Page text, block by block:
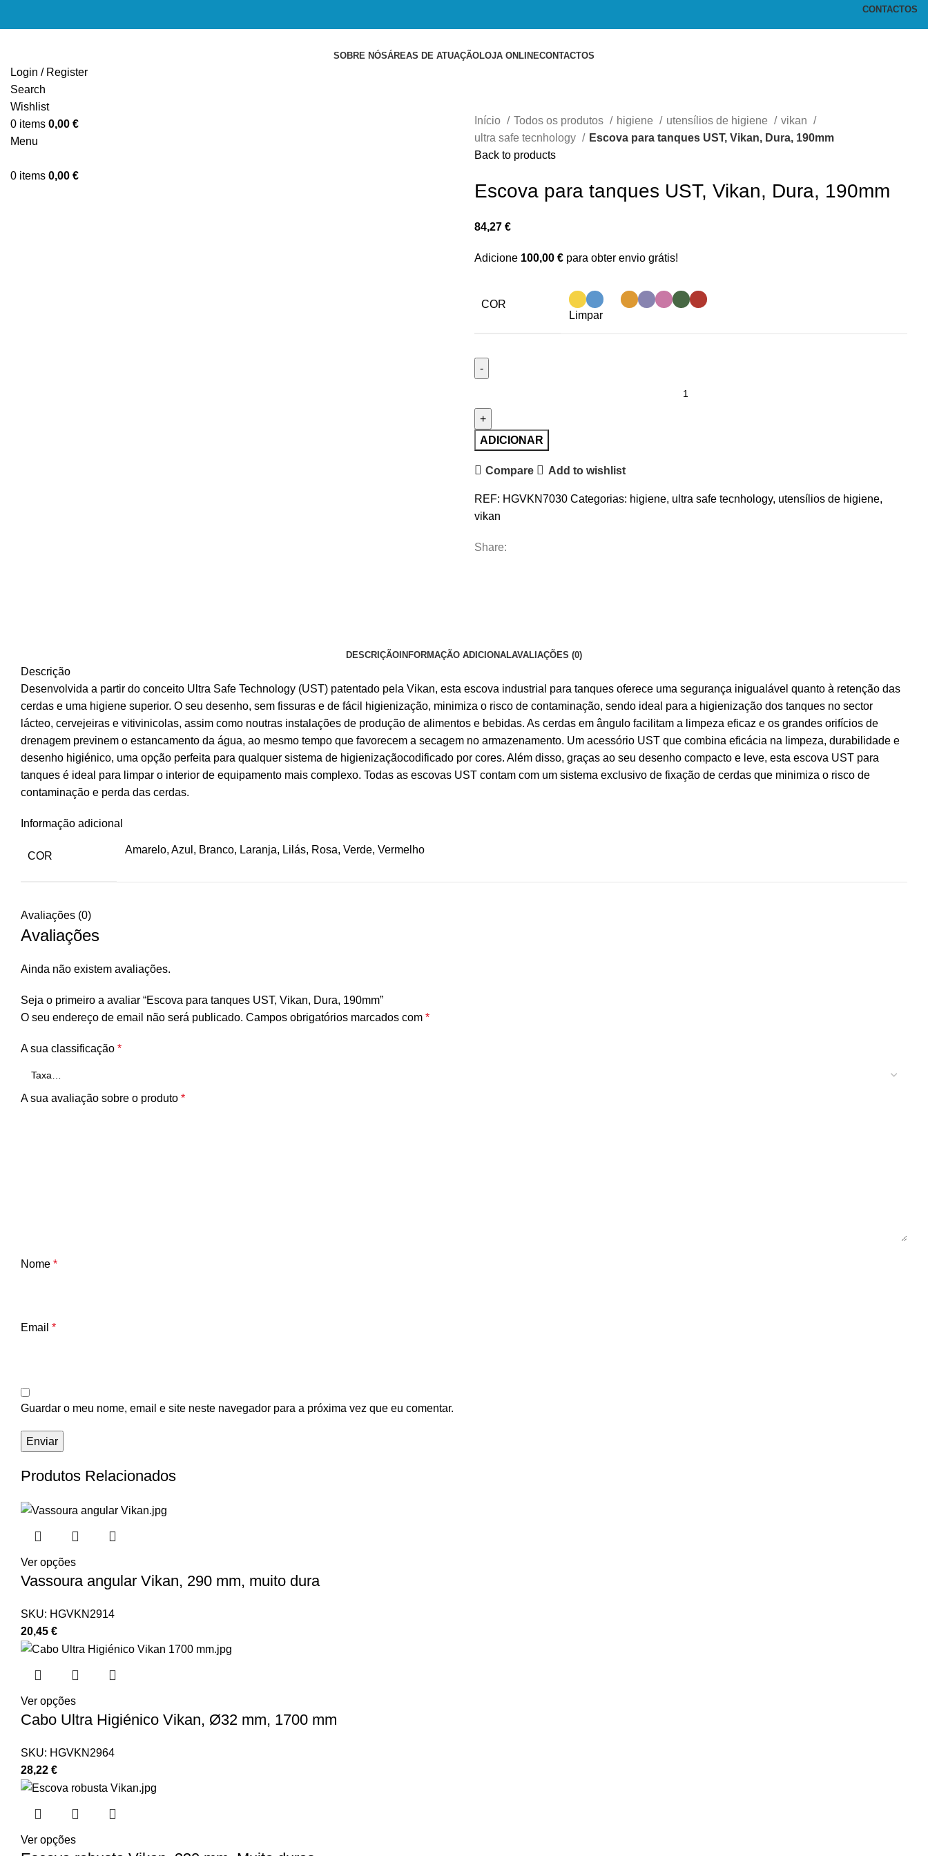
CONTACTOS
SOBRE NÓSÁREAS DE ATUAÇÃOLOJA ONLINECONTACTOS
Login / Register
Search
Wishlist
0 items 0,00 €
Menu
0 items 0,00 €
Início Todos os produtos higiene utensílios de higiene
vikan
ultra safe tecnhology
Escova para tanques UST, Vikan, Dura, 190mm
Back to products
Escova para tanques UST, Vikan, Dura, 190mm
84,27 €
Adicione 100,00 € para obter envio grátis!
COR
Limpar
Escova
para
UST,
ADICIONAR
Compare Add to wishlist
REF: HGVKN7030 Categorias: higiene, ultra safe tecnhology, utensílios de higiene,
vikan
Share:
DESCRIÇÃO INFORMAÇÃO ADICIONALAVALIAÇÕES (0)
Descrição
Desenvolvida a partir do conceito Ultra Safe Technology (UST) patentado pela Vikan, esta escova industrial para tanques oferece uma segurança inigualável quanto à retenção das
cerdas e uma higiene superior. O seu desenho, sem fissuras e de fácil higienização, minimiza o risco de contaminação, sendo ideal para a higienização dos tanques no sector
lácteo, cervejeiras e vitivinicolas, assim como noutras instalações de produção de alimentos e bebidas. As cerdas em ângulo facilitam a limpeza eficaz e os grandes orifícios de
drenagem previnem o estancamento da água, ao mesmo tempo que favorecem a secagem no armazenamento. Um acessório UST que combina eficácia na limpeza, durabilidade e
desenho higiénico, uma opção perfeita para qualquer sistema de higienizaçãocodificado por cores. Além disso, graças ao seu desenho compacto e leve, esta escova UST para
tanques é ideal para limpar o interior de equipamento mais complexo. Todas as escovas UST contam com um sistema exclusivo de fixação de cerdas que minimiza o risco de
contaminação e perda das cerdas.
Informação adicional
COR
Amarelo, Azul, Branco, Laranja, Lilás, Rosa, Verde, Vermelho
Avaliações (0)
Avaliações
Ainda não existem avaliações.
Seja o primeiro a avaliar “Escova para tanques UST, Vikan, Dura, 190mm”
O seu endereço de email não será publicado. Campos obrigatórios marcados com *
A sua classificação *
A sua avaliação sobre o produto *
Nome *
Email *
Guardar o meu nome, email e site neste navegador para a próxima vez que eu comentar.
Produtos Relacionados
Ver opções
Vassoura angular Vikan, 290 mm, muito dura
SKU: HGVKN2914
20,45 €
Ver opções
Cabo Ultra Higiénico Vikan, Ø32 mm, 1700 mm
SKU: HGVKN2964
28,22 €
Ver opções